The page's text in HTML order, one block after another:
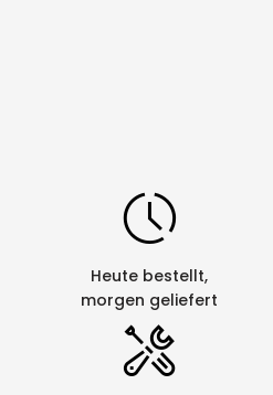
Heute bestellt,
morgen geliefert